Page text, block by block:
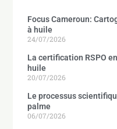
Focus Cameroun:
à huile
24/07/2026
La certification RSPO
huile
20/07/2026
Le processus
palme
06/07/2026